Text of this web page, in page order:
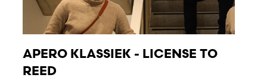
APERO KLASSIEK - LICENSE TO
REED